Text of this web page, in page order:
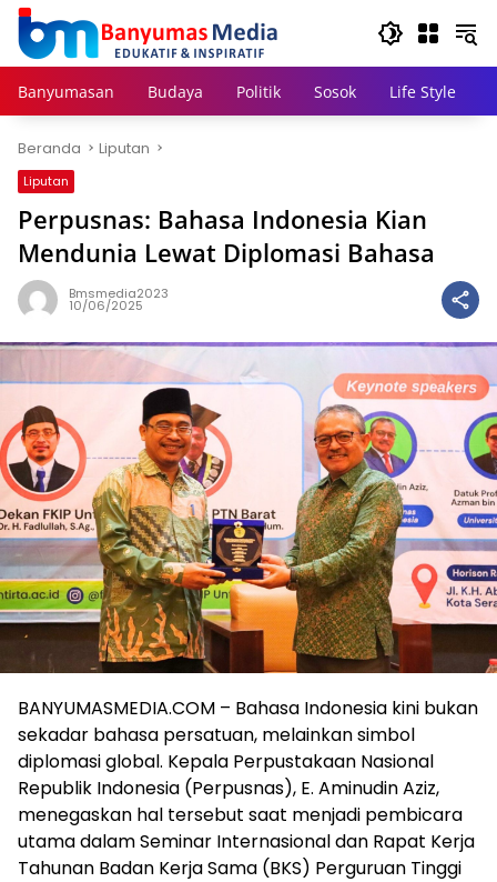
Langsung
konten
Banyumasan Budaya Politik Sosok Life Style
Beranda Liputan
Liputan
Perpusnas: Bahasa Indonesia Kian
Mendunia Lewat Diplomasi Bahasa
Bmsmedia2023
10/06/2025
BANYUMASMEDIA.COM – Bahasa Indonesia kini bukan
sekadar bahasa persatuan, melainkan simbol
diplomasi global. Kepala Perpustakaan Nasional
Republik Indonesia (Perpusnas), E. Aminudin Aziz,
menegaskan hal tersebut saat menjadi pembicara
utama dalam Seminar Internasional dan Rapat Kerja
Tahunan Badan Kerja Sama (BKS) Perguruan Tinggi